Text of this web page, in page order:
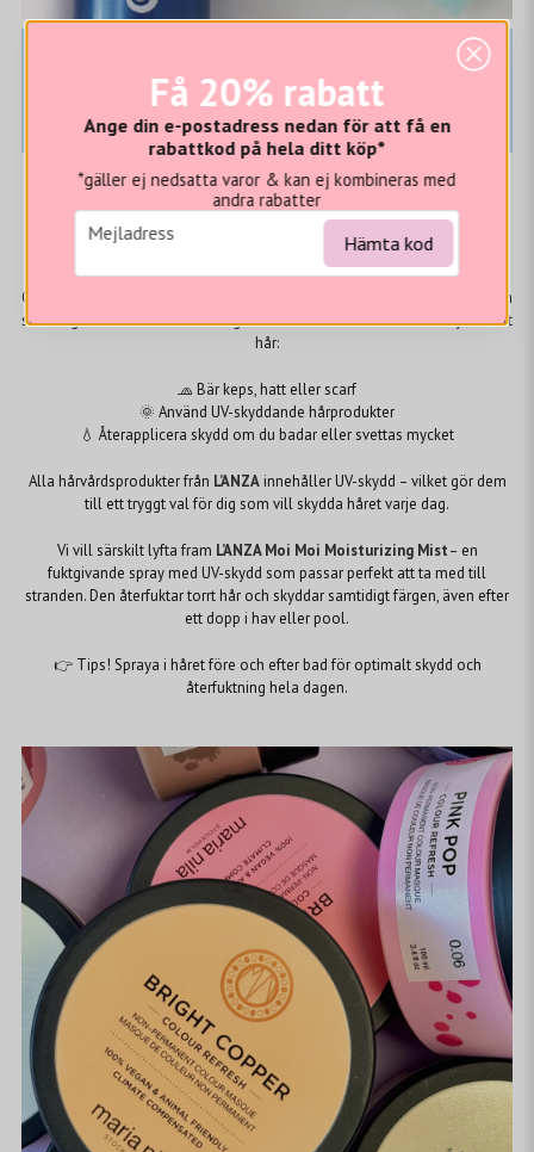
Skydda ditt färgade hår från
solen – bevara färgen längre
Visste du att solens UV-strålar kan bleka din hårfärg och försämra hårets
kvalitet? Precis som huden påverkas även håret av solen – UV-strålarna
bryter ner pigmenten och torkar ut hårstrået. Ett uttorkat hår blir poröst,
vilket gör att färgpigmenten lättare försvinner.
Genom att skydda håret från solen kan du bevara både färg och fukt – och
samtidigt minska risken för slitage. Det finns flera enkla sätt att skydda ditt
hår:
🧢 Bär keps, hatt eller scarf
🌞 Använd UV-skyddande hårprodukter
💧 Återapplicera skydd om du badar eller svettas mycket
Alla hårvårdsprodukter från L’ANZAinnehåller UV-skydd – vilket gör dem
till ett tryggt val för dig som vill skydda håret varje dag.
Vi vill särskilt lyfta fram L’ANZA Moi Moi Moisturizing Mist– en
fuktgivande spray med UV-skydd som passar perfekt att ta med till
stranden. Den återfuktar torrt hår och skyddar samtidigt färgen, även efter
ett dopp i hav eller pool.
👉 Tips! Spraya i håret före och efter bad för optimalt skydd och
återfuktning hela dagen.
Få 20% rabatt
Ange din e-postadress nedan för att få en
rabattkod på hela ditt köp*
*gäller ej nedsatta varor & kan ej kombineras med
andra rabatter
email
Mejladress Hämta kod